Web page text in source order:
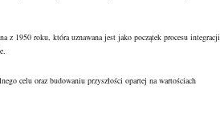
z 1950 roku, która uznawana jest jako początek procesu integracji
celu oraz budowaniu przyszłości opartej na wartościach